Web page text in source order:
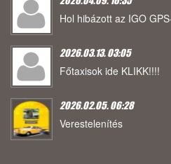
Hol hibázott az IGO
2026.03.13. 03:05
Főtaxisok ide KLIKK!!!!
2026.02.05. 06:28
Verestelenítés